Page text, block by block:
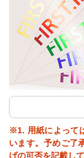
※1. 用紙によって
います。予めご了
げの可否を記載し